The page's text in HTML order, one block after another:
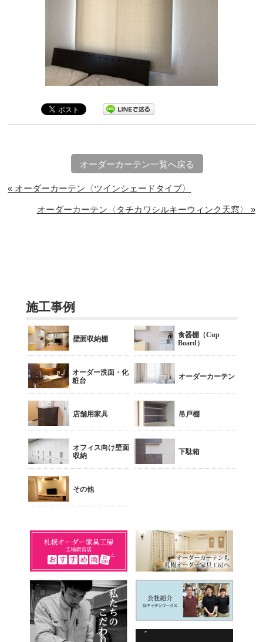
オーダーカーテン一覧へ戻る
« オーダーカーテン〈ツインシェードタイプ〉
オーダーカーテン〈タチカワシルキーウィンク天窓〉 »
施工事例
壁面収納棚
食器棚（Cup
Board）
オーダー洗面・化
粧台
オーダーカーテン
店舗用家具 吊戸棚
オフィス向け壁面
収納
下駄箱
その他